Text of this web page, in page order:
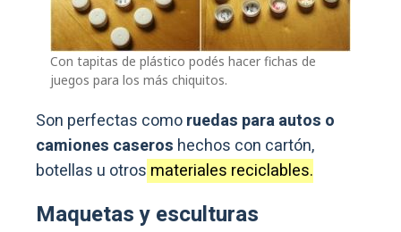
Con tapitas de plástico podés hacer fichas de
juegos para los más chiquitos.
Son perfectas comoruedas para autos o
camiones caseros hechos con cartón,
botellas u otros materiales reciclables.
Maquetas y esculturas